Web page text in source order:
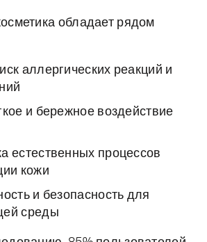
обладает рядом
аллергических реакций и
и бережное воздействие
естественных процессов
кожи
и безопасность для
среды